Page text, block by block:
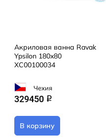
Акриловая ванна Ravak
Ypsilon 180x80
XC00100034
Чехия
329450 q
В корзину